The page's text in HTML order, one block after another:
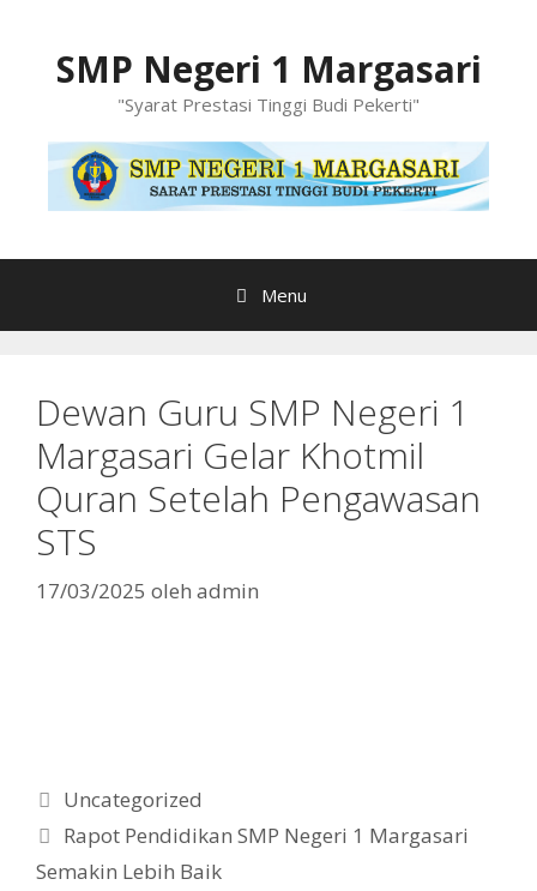
SMP Negeri 1 Margasari
"Syarat Prestasi Tinggi Budi Pekerti"
Menu
Dewan Guru SMP Negeri 1
Margasari Gelar Khotmil
Quran Setelah Pengawasan
STS
17/03/2025 oleh admin
Kategori
Uncategorized
Rapot Pendidikan SMP Negeri 1 Margasari
Semakin Lebih Baik